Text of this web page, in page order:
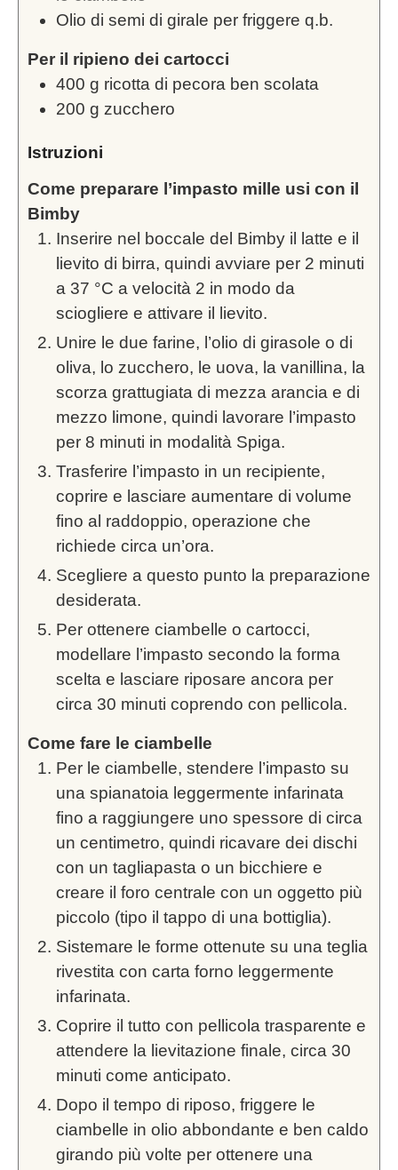
Olio di semi di girale per friggere q.b.
Per il ripieno dei cartocci
400 g ricotta di pecora ben scolata
200 g zucchero
Istruzioni
Come preparare l’impasto mille usi con il
Bimby
Inserire nel boccale del Bimby il latte e il
lievito di birra, quindi avviare per 2 minuti
a 37 °C a velocità 2 in modo da
sciogliere e attivare il lievito.
Unire le due farine, l’olio di girasole o di
oliva, lo zucchero, le uova, la vanillina, la
scorza grattugiata di mezza arancia e di
mezzo limone, quindi lavorare l’impasto
per 8 minuti in modalità Spiga.
Trasferire l’impasto in un recipiente,
coprire e lasciare aumentare di volume
fino al raddoppio, operazione che
richiede circa un’ora.
Scegliere a questo punto la preparazione
desiderata.
Per ottenere ciambelle o cartocci,
modellare l’impasto secondo la forma
scelta e lasciare riposare ancora per
circa 30 minuti coprendo con pellicola.
Come fare le ciambelle
Per le ciambelle, stendere l’impasto su
una spianatoia leggermente infarinata
fino a raggiungere uno spessore di circa
un centimetro, quindi ricavare dei dischi
con un tagliapasta o un bicchiere e
creare il foro centrale con un oggetto più
piccolo (tipo il tappo di una bottiglia).
Sistemare le forme ottenute su una teglia
rivestita con carta forno leggermente
infarinata.
Coprire il tutto con pellicola trasparente e
attendere la lievitazione finale, circa 30
minuti come anticipato.
Dopo il tempo di riposo, friggere le
ciambelle in olio abbondante e ben caldo
girando più volte per ottenere una